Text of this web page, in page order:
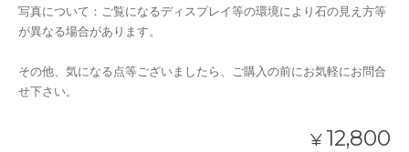
写真について：ご覧になるディスプレイ等の環境により石の見え方等
が異なる場合があります。
その他、気になる点等ございましたら、ご購入の前にお気軽にお問合
せ下さい。
¥ 12,800